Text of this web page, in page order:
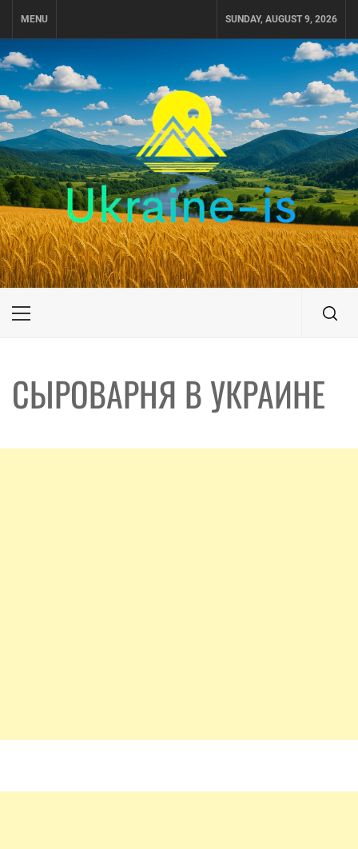
MENU SUNDAY, AUGUST 9, 2026
UKRAINE-IS
ПУТЕШЕСТВИЕ ПО УКРАИНЕ
Primary
СЫРОВАРНЯ В УКРАИНЕ